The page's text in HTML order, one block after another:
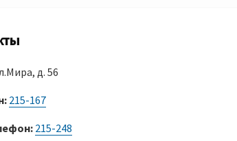
д. 56
215-167
215-248